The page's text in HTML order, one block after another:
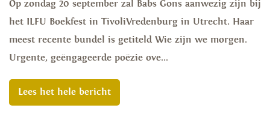
Op zondag 20 september zal Babs Gons aanwezig zijn bij
het ILFU Boekfest in TivoliVredenburg in Utrecht. Haar
meest recente bundel is getiteld Wie zijn we morgen.
Urgente, geëngageerde poëzie ove...
Lees het hele bericht